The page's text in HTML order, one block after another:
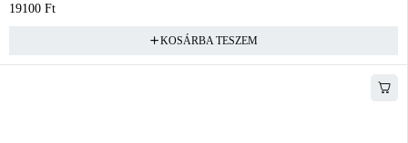
19100 Ft
KOSÁRBA TESZEM